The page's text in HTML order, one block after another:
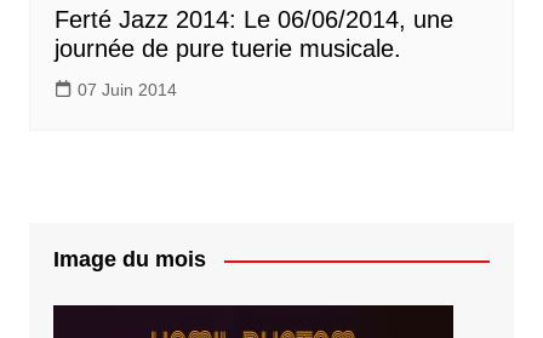
Ferté Jazz 2014: Le 06/06/2014, une
journée de pure tuerie musicale.
07 Juin 2014
Image du mois